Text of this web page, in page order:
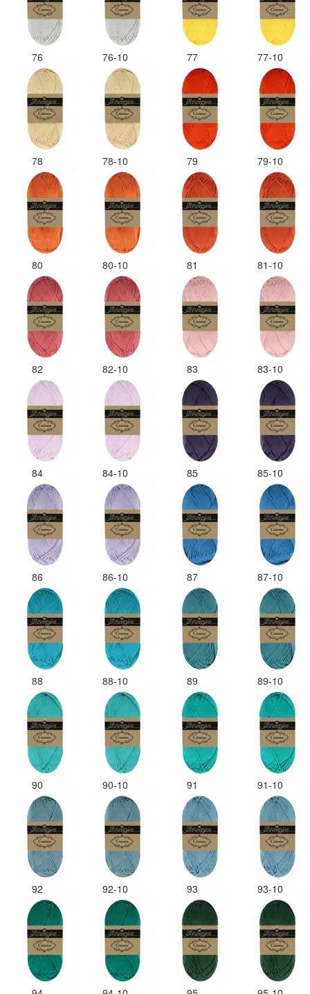
76 76-10 77 77-10
78 78-10 79 79-10
80 80-10 81 81-10
82 82-10 83 83-10
84 84-10 85 85-10
86 86-10 87 87-10
88 88-10 89 89-10
90 90-10 91 91-10
92 92-10 93 93-10